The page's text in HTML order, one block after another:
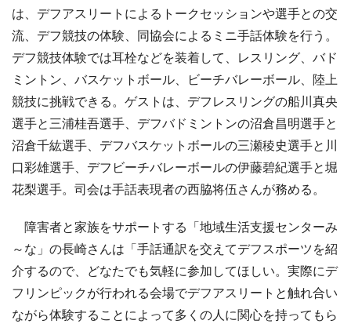
は、デフアスリートによるトークセッションや選手との交
流、デフ競技の体験、同協会によるミニ手話体験を行う。
デフ競技体験では耳栓などを装着して、レスリング、バド
ミントン、バスケットボール、ビーチバレーボール、陸上
競技に挑戦できる。ゲストは、デフレスリングの船川真央
選手と三浦桂吾選手、デフバドミントンの沼倉昌明選手と
沼倉千紘選手、デフバスケットボールの三瀬稜史選手と川
口彩雄選手、デフビーチバレーボールの伊藤碧紀選手と堀
花梨選手。司会は手話表現者の西脇将伍さんが務める。
障害者と家族をサポートする「地域生活支援センターみ
～な」の長崎さんは「手話通訳を交えてデフスポーツを紹
介するので、どなたでも気軽に参加してほしい。実際にデ
フリンピックが行われる会場でデフアスリートと触れ合い
ながら体験することによって多くの人に関心を持ってもら